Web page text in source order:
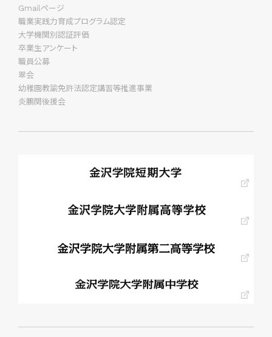
Gmailページ
職業実践力育成プログラム認定
大学機関別認証評価
卒業生アンケート
職員公募
翠会
幼稚園教諭免許法認定講習等推進事業
炎鵬関後援会